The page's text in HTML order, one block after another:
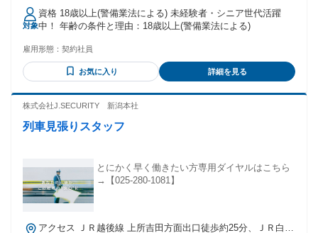
出勤は割増し金額支給 ※燃料費支給（距離計算＋遠方手当有
り） ※車両費支給 交通費：交通費支給
対象
資格 18歳以上(警備業法による) 未経験者・シニア世代活躍
中！ 年齢の条件と理由：18歳以上(警備業法による)
雇用形態： 契約社員
お気に入り 詳細を見る
株式会社J.SECURITY 新潟本社
列車見張りスタッフ
とにかく早く働きたい方専用ダイヤルはこちら
→【025-280-1081】
アクセス ＪＲ越後線 上所吉田方面出口徒歩約25分、ＪＲ白新